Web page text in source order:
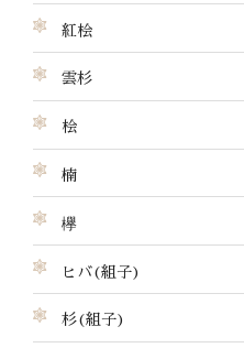
紅桧
雲杉
桧
楠
欅
ヒバ(組子)
杉(組子)